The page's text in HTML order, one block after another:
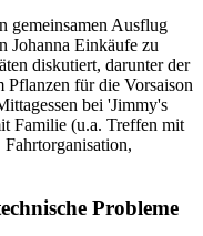
gemeinsamen Ausflug
Johanna Einkäufe zu
diskutiert, darunter der
Pflanzen für die Vorsaison
bei 'Jimmy's
Familie (u.a. Treffen mit
Probleme